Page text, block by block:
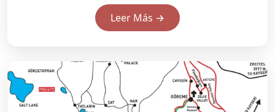
Leer Más →